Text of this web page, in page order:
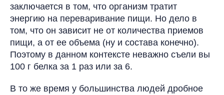
заключается в том, что организм тратит
энергию на переваривание пищи. Но дело в
том, что он зависит не от количества приемов
пищи, а от ее объема (ну и состава конечно).
Поэтому в данном контексте неважно съели вы
100 г белка за 1 раз или за 6.
В то же время у большинства людей дробное